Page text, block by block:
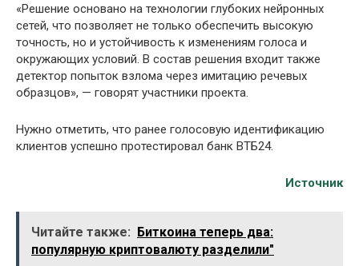
«Решение основано на технологии глубоких нейронных
сетей, что позволяет не только обеспечить высокую
точность, но и устойчивость к изменениям голоса и
окружающих условий. В состав решения входит также
детектор попыток взлома через имитацию речевых
образцов», — говорят участники проекта.
Нужно отметить, что ранее голосовую идентификацию
клиентов успешно протестировал банк ВТБ24.
Источник
Читайте также: Биткоина теперь два:
популярную криптовалюту разделили"